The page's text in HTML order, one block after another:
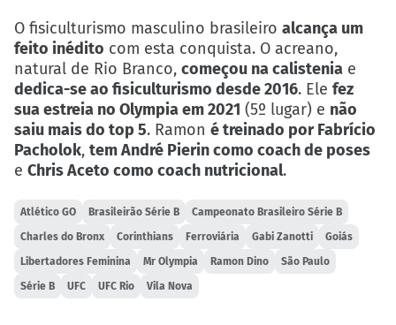
O fisiculturismo masculino brasileiro alcança um
feito inédito com esta conquista. O acreano,
natural de Rio Branco, começou na calistenia e
dedica-se ao fisiculturismo desde 2016. Ele fez
sua estreia no Olympia em 2021 (5º lugar) e não
saiu mais do top 5. Ramon é treinado por Fabrício
Pacholok, tem André Pierin como coach de poses
e Chris Aceto como coach nutricional.
Atlético GO Brasileirão Série B Campeonato Brasileiro Série B
Charles do Bronx Corinthians Ferroviária Gabi Zanotti Goiás
Libertadores Feminina Mr Olympia Ramon Dino São Paulo
Série B UFC UFC Rio Vila Nova